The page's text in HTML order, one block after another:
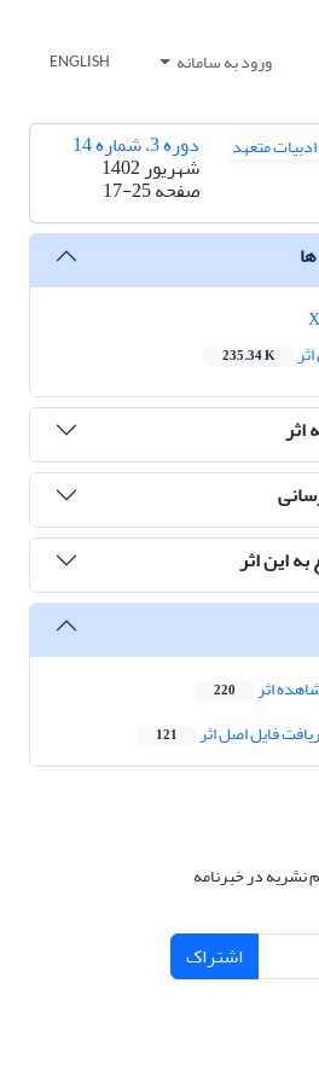
ورود به سامانه ENGLISH
دوره 3، شماره 14
شهریور 1402
صفحه17-25
235.34 K
اثر
به این اثر
اثر 220
فایل اصل اثر 121
نشریه در خبرنامه
اشتراک